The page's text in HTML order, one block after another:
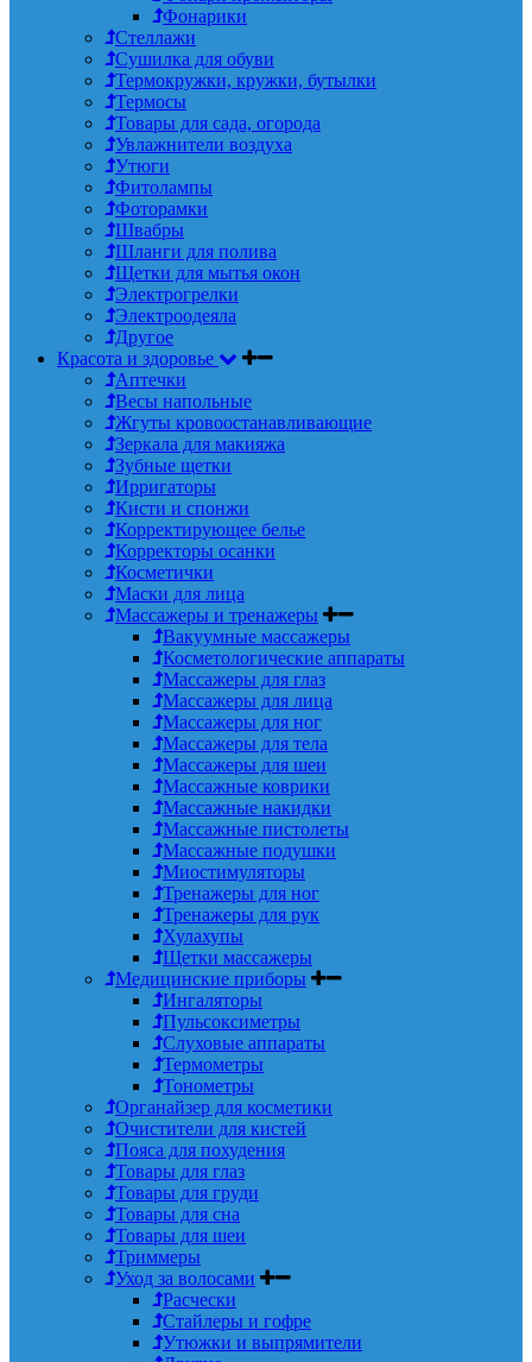
Фонарики
Стеллажи
Сушилка для обуви
Термокружки, кружки, бутылки
Термосы
Товары для сада, огорода
Увлажнители воздуха
Утюги
Фитолампы
Фоторамки
Швабры
Шланги для полива
Щетки для мытья окон
Электрогрелки
Электроодеяла
Другое
Красота и здоровье
Аптечки
Весы напольные
Жгуты кровоостанавливающие
Зеркала для макияжа
Зубные щетки
Ирригаторы
Кисти и спонжи
Корректирующее белье
Корректоры осанки
Косметички
Маски для лица
Массажеры и тренажеры
Вакуумные массажеры
Косметологические аппараты
Массажеры для глаз
Массажеры для лица
Массажеры для ног
Массажеры для тела
Массажеры для шеи
Массажные коврики
Массажные накидки
Массажные пистолеты
Массажные подушки
Миостимуляторы
Тренажеры для ног
Тренажеры для рук
Хулахупы
Щетки массажеры
Медицинские приборы
Ингаляторы
Пульсоксиметры
Слуховые аппараты
Термометры
Тонометры
Органайзер для косметики
Очистители для кистей
Пояса для похудения
Товары для глаз
Товары для груди
Товары для сна
Товары для шеи
Триммеры
Уход за волосами
Расчески
Стайлеры и гофре
Утюжки и выпрямители